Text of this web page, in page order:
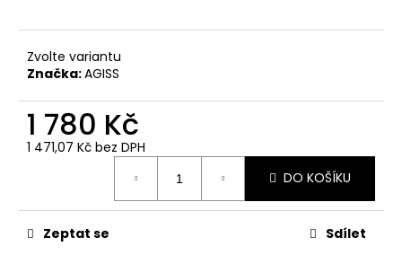
Zvolte variantu
Značka:AGISS
1 780 Kč
1 471,07 Kč bez DPH
DO KOŠÍKU
Zeptat se Sdílet
u
č
u
e